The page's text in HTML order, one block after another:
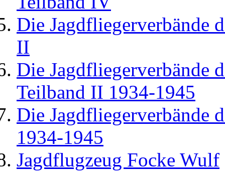
Die Jagdfliegerverbände
II
Die Jagdfliegerverbände
Teilband II 1934-1945
Die Jagdfliegerverbände
1934-1945
Jagdflugzeug Focke Wulf